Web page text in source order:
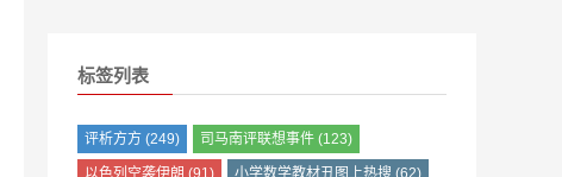
标签列表
评析方方 (249) 司马南评联想事件 (123)
以色列空袭伊朗 (91) 小学数学教材丑图上热搜 (62)